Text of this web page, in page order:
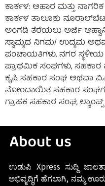
ಕಾರ್ಕಳ: ಆಹಾರ ಮತ್ತು
ಕಾರ್ಕಳ ತಾಲೂಕು
ಅಂಗಡಿ ತೆರೆಯಲು ಅರ್ಜಿ
ಸ್ವಾಮ್ಯದ ನಿಗಮ/ ಉದ್ಯಮ
ಪಂಚಾಯತಿಗಳು, ನಗರ ಸ್ಥಳೀಯ
ಪ್ರಾಥಮಿಕ ಸಂಘಗಳು,
ಕೃಷಿ ಸಹಕಾರ ಸಂಘ ಅಥವಾ
ನೋಂದಾಯಿತ ಸಹಕಾರ
ಗ್ರಾಹಕ ಸಹಕಾರ ಸಂಘ,
About us
ಉಡುಪಿ Xpress ಸುದ್ದಿ
ಅಭಿವೃದ್ಧಿಗೆ ಹೆಗಲಾಗಿ, ನಮ್ಮ